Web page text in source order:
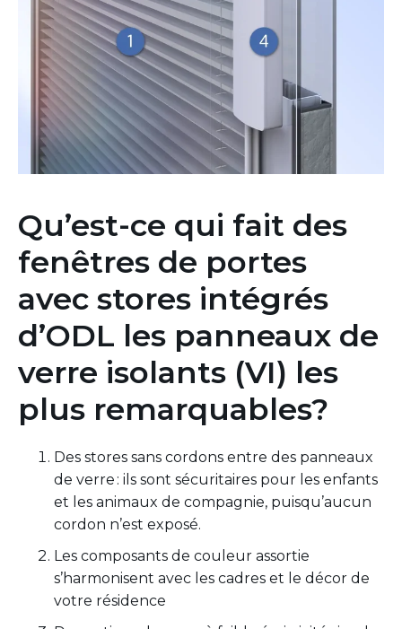
Qu’est-ce qui fait des
fenêtres de portes
avec stores intégrés
d’ODL les panneaux de
verre isolants (VI) les
plus remarquables?
Des stores sans cordons entre des panneaux
de verre : ils sont sécuritaires pour les enfants
et les animaux de compagnie, puisqu’aucun
cordon n’est exposé.
Les composants de couleur assortie
s’harmonisent avec les cadres et le décor de
votre résidence